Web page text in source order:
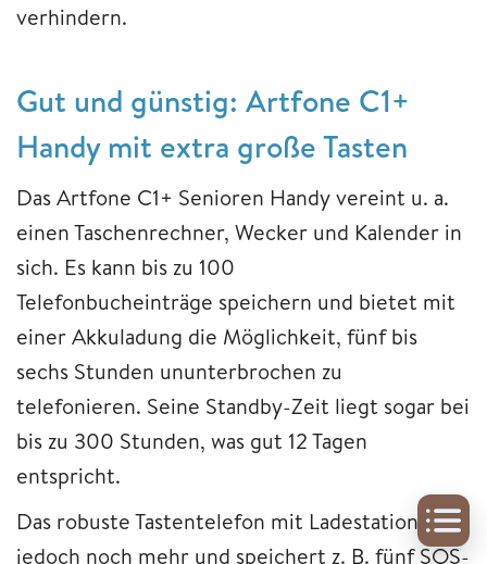
verhindern.
Gut und günstig: Artfone C1+
Handy mit extra große Tasten
Das Artfone C1+ Senioren Handy vereint u. a.
einen Taschenrechner, Wecker und Kalender in
sich. Es kann bis zu 100
Telefonbucheinträge speichern und bietet mit
einer Akkuladung die Möglichkeit, fünf bis
sechs Stunden ununterbrochen zu
telefonieren. Seine Standby-Zeit liegt sogar bei
bis zu 300 Stunden, was gut 12 Tagen
entspricht.
Das robuste Tastentelefon mit Ladestation kann
jedoch noch mehr und speichert z. B. fünf SOS-